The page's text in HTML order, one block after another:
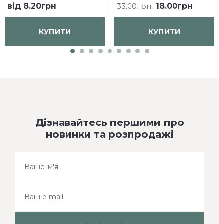
від 8.20грн
КУПИТИ
33.00грн 18.00грн
КУПИТИ
Дізнавайтесь першими про
новинки та розпродажі